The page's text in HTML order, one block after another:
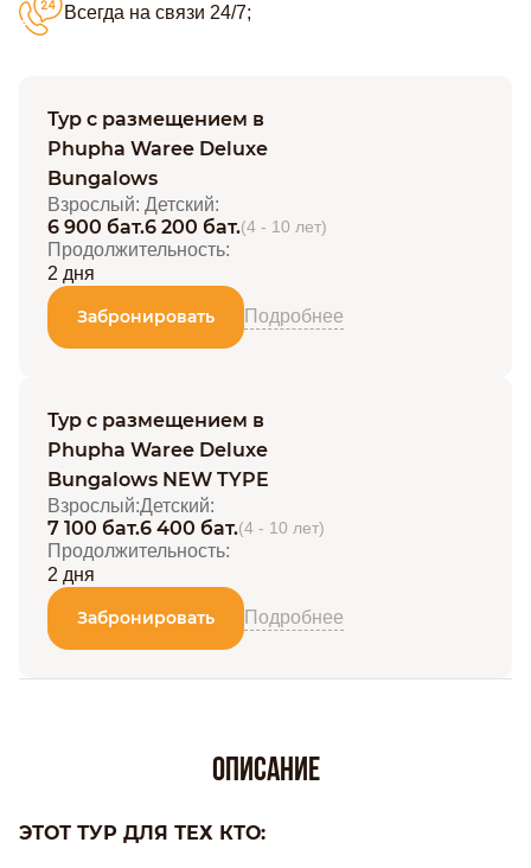
Всегда на связи 24/7;
Тур с размещением в
Phupha Waree Deluxe
Bungalows
Взрослый:
6 900 бат.
Детский:
6 200 бат.(4 - 10 лет)
Продолжительность:
2 дня
Подробнее
Забронировать
Тур с размещением в
Phupha Waree Deluxe
Bungalows NEW TYPE
Взрослый:
7 100 бат.
Детский:
6 400 бат.(4 - 10 лет)
Продолжительность:
2 дня
Подробнее
Забронировать
Описание
ЭТОТ ТУР ДЛЯ ТЕХ КТО: